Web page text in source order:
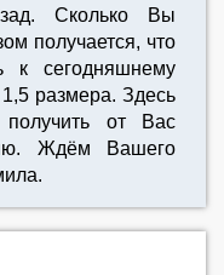
Сколько Вы
получается, что
к сегодняшнему
размера. Здесь
от Вас
Ждём Вашего